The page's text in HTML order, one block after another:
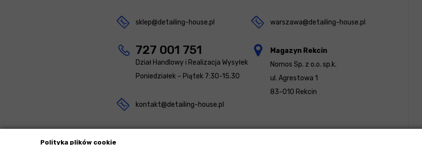
Polityka plików cookie
sklep@detailing-house.pl
727 001 751
Dział Handlowy i Realizacja Wysyłek
Poniedziałek – Piątek 7:30-15.30
kontakt@detailing-house.pl
warszawa@detailing-house.pl
Magazyn Rekcin
Nomos Sp. z o.o. sp.k.
ul. Agrestowa 1
83-010 Rekcin